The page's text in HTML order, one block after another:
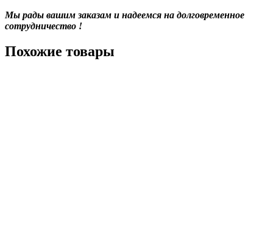
Мы рады вашим заказам и надеемся на долговременное
сотрудничество !
Похожие товары